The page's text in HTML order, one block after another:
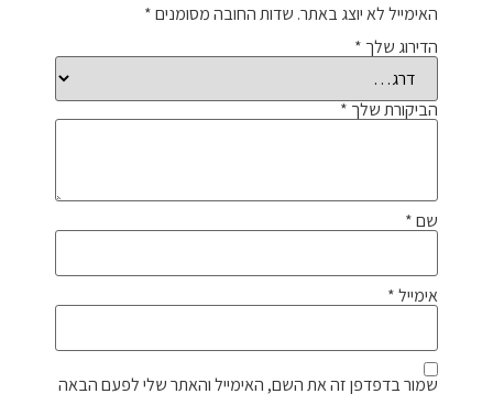
האימייל לא יוצג באתר. שדות החובה מסומנים*
הדירוג שלך *
הביקורת שלך*
שם*
אימייל*
שמור בדפדפן זה את השם, האימייל והאתר שלי לפעם הבאה